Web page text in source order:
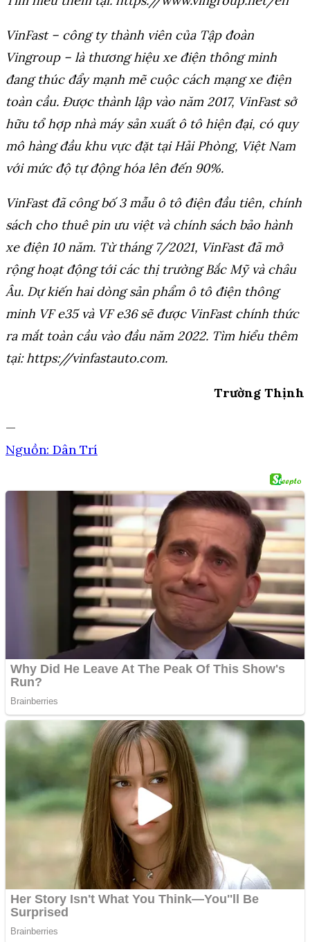
VinFast – công ty thành viên của Tập đoàn
Vingroup – là thương hiệu xe điện thông minh
đang thúc đẩy mạnh mẽ cuộc cách mạng xe điện
toàn cầu. Được thành lập vào năm 2017, VinFast sở
hữu tổ hợp nhà máy sản xuất ô tô hiện đại, có quy
mô hàng đầu khu vực đặt tại Hải Phòng, Việt Nam
với mức độ tự động hóa lên đến 90%.
VinFast đã công bố 3 mẫu ô tô điện đầu tiên, chính
sách cho thuê pin ưu việt và chính sách bảo hành
xe điện 10 năm. Từ tháng 7/2021, VinFast đã mở
rộng hoạt động tới các thị trường Bắc Mỹ và châu
Âu. Dự kiến hai dòng sản phẩm ô tô điện thông
minh VF e35 và VF e36 sẽ được VinFast chính thức
ra mắt toàn cầu vào đầu năm 2022. Tìm hiểu thêm
tại:https://vinfastauto.com.
Trường Thịnh
—
Nguồn: Dân Trí